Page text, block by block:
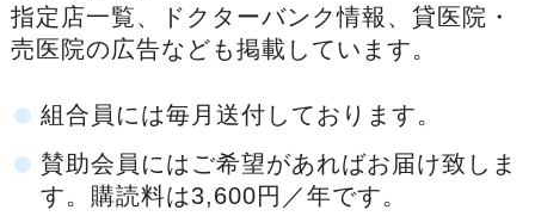
指定店一覧、ドクターバンク情報、貸医院・
売医院の広告なども掲載しています。
組合員には毎月送付しております。
賛助会員にはご希望があればお届け致しま
す。購読料は3,600円／年です。